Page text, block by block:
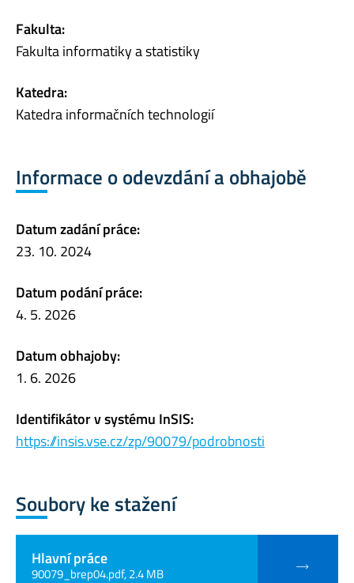
Fakulta:
Fakulta informatiky a statistiky
Katedra:
Katedra informačních technologií
Informace o odevzdání a obhajobě
Datum zadání práce:
23. 10. 2024
Datum podání práce:
4. 5. 2026
Datum obhajoby:
1. 6. 2026
Identifikátor v systému InSIS:
https://insis.vse.cz/zp/90079/podrobnosti
Soubory ke stažení
Hlavní práce
90079_brep04.pdf, 2.4 MB